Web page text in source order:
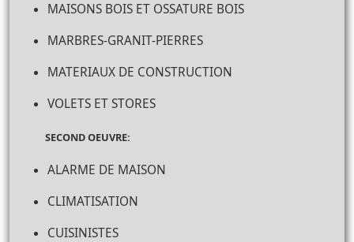
MAISONS BOIS ET OSSATURE BOIS
MARBRES-GRANIT-PIERRES
MATERIAUX DE CONSTRUCTION
VOLETS ET STORES
SECOND OEUVRE:
ALARME DE MAISON
CLIMATISATION
CUISINISTES